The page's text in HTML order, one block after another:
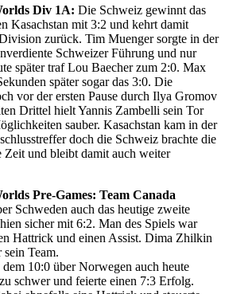
Div 1A: Die Schweiz gewinnt das
Kasachstan mit 3:2 und kehrt damit
zurück. Tim Muenger sorgte in der
Schweizer Führung und nur
später traf Lou Baecher zum 2:0. Max
später sogar das 3:0. Die
vor der ersten Pause durch Ilya Gromov
Drittel hielt Yannis Zambelli sein Tor
sauber. Kasachstan kam in der
doch die Schweiz brachte die
Zeit und bleibt damit auch weiter
Pre-Games: Team Canada
Schweden auch das heutige zweite
sicher mit 6:2. Man des Spiels war
Hattrick und einen Assist. Dima Zhilkin
Team.
dem 10:0 über Norwegen auch heute
schwer und feierte einen 7:3 Erfolg.